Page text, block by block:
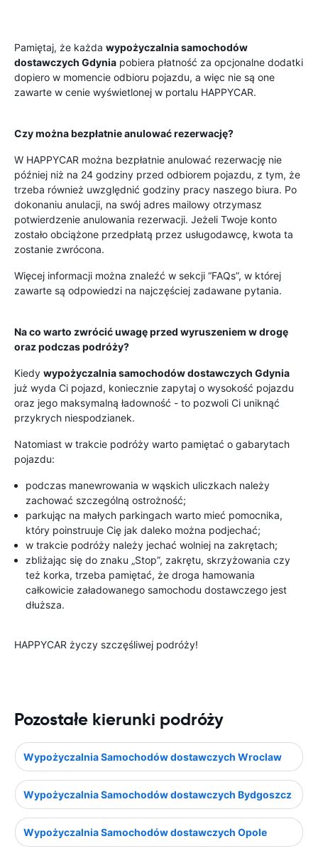
Pamiętaj, że każda wypożyczalnia samochodów
dostawczych Gdynia pobiera płatność za opcjonalne dodatki
dopiero w momencie odbioru pojazdu, a więc nie są one
zawarte w cenie wyświetlonej w portalu HAPPYCAR.
Czy można bezpłatnie anulować rezerwację?
W HAPPYCAR można bezpłatnie anulować rezerwację nie
później niż na 24 godziny przed odbiorem pojazdu, z tym, że
trzeba również uwzględnić godziny pracy naszego biura. Po
dokonaniu anulacji, na swój adres mailowy otrzymasz
potwierdzenie anulowania rezerwacji. Jeżeli Twoje konto
zostało obciążone przedpłatą przez usługodawcę, kwota ta
zostanie zwrócona.
Więcej informacji można znaleźć w sekcji “FAQs”, w której
zawarte są odpowiedzi na najczęściej zadawane pytania.
Na co warto zwrócić uwagę przed wyruszeniem w drogę
oraz podczas podróży?
Kiedy wypożyczalnia samochodów dostawczych Gdynia
już wyda Ci pojazd, koniecznie zapytaj o wysokość pojazdu
oraz jego maksymalną ładowność - to pozwoli Ci uniknąć
przykrych niespodzianek.
Natomiast w trakcie podróży warto pamiętać o gabarytach
pojazdu:
podczas manewrowania w wąskich uliczkach należy
zachować szczególną ostrożność;
parkując na małych parkingach warto mieć pomocnika,
który poinstruuje Cię jak daleko można podjechać;
w trakcie podróży należy jechać wolniej na zakrętach;
zbliżając się do znaku „Stop”, zakrętu, skrzyżowania czy
też korka, trzeba pamiętać, że droga hamowania
całkowicie załadowanego samochodu dostawczego jest
dłuższa.
HAPPYCAR życzy szczęśliwej podróży!
Pozostałe kierunki podróży
Wypożyczalnia Samochodów dostawczych Wroclaw
Wypożyczalnia Samochodów dostawczych Bydgoszcz
Wypożyczalnia Samochodów dostawczych Opole